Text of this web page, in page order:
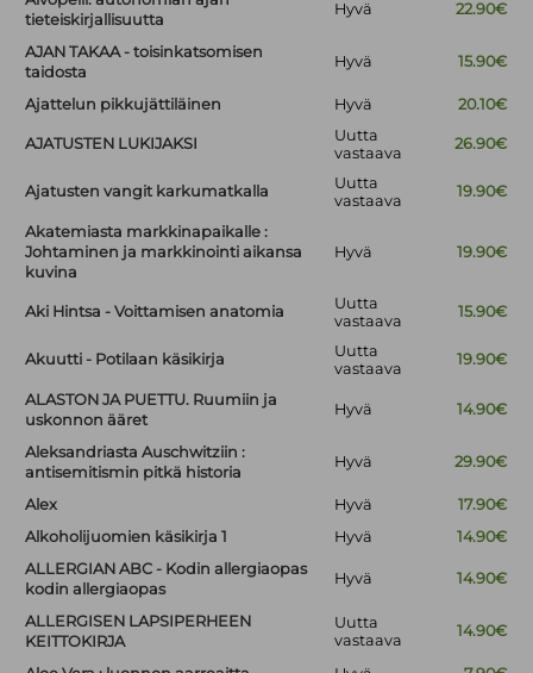
tieteiskirjallisuutta
Hyvä 22.90€
AJAN TAKAA - toisinkatsomisen
taidosta
Hyvä 15.90€
Ajattelun pikkujättiläinen Hyvä 20.10€
AJATUSTEN LUKIJAKSI
Uutta
vastaava
26.90€
Ajatusten vangit karkumatkalla
Uutta
vastaava
19.90€
Akatemiasta markkinapaikalle :
Johtaminen ja markkinointi aikansa
kuvina
Hyvä 19.90€
Aki Hintsa - Voittamisen anatomia
Uutta
vastaava
15.90€
Akuutti - Potilaan käsikirja
Uutta
vastaava
19.90€
ALASTON JA PUETTU. Ruumiin ja
uskonnon ääret
Hyvä 14.90€
Aleksandriasta Auschwitziin :
antisemitismin pitkä historia
Hyvä 29.90€
Alex Hyvä
17.90€
Alkoholijuomien käsikirja 1
Hyvä
14.90€
ALLERGIAN ABC - Kodin allergiaopas
kodin allergiaopas
Hyvä 14.90€
ALLERGISEN LAPSIPERHEEN
KEITTOKIRJA
Uutta
vastaava
14.90€